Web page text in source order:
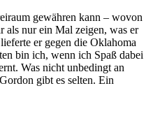
gewähren kann – wovon
als nur ein Mal zeigen, was er
er gegen die Oklahoma
bin ich, wenn ich Spaß dabei
Was nicht unbedingt an
gibt es selten. Ein